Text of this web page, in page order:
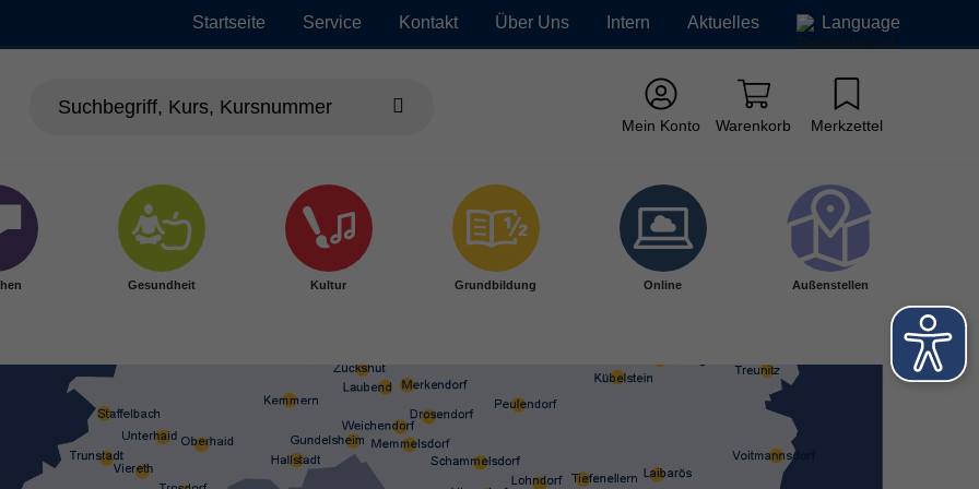
Startseite Service Kontakt Über Uns Intern Aktuelles Language
Mein Konto Warenkorb Merkzettel
Gesundheit Kultur Grundbildung Online Außenstellen